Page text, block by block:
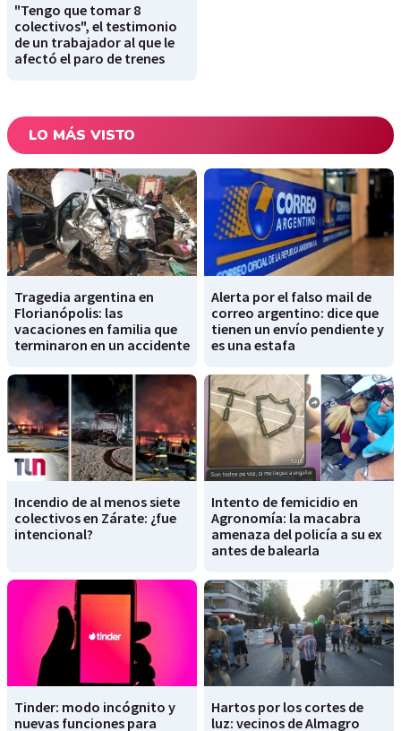
"Tengo que tomar 8
colectivos", el testimonio
de un trabajador al que le
afectó el paro de trenes
LO MÁS VISTO
Tragedia argentina en
Florianópolis: las
vacaciones en familia que
terminaron en un accidente
Alerta por el falso mail de
correo argentino: dice que
tienen un envío pendiente y
es una estafa
Incendio de al menos siete
colectivos en Zárate: ¿fue
intencional?
Intento de femicidio en
Agronomía: la macabra
amenaza del policía a su ex
antes de balearla
Tinder: modo incógnito y
nuevas funciones para
Hartos por los cortes de
luz: vecinos de Almagro